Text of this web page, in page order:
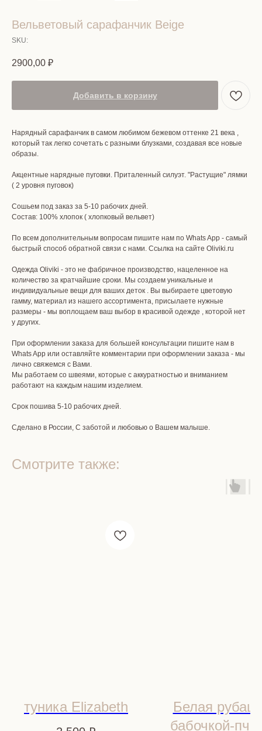
Вельветовый сарафанчик Beige
SKU:
2900,00 ₽
Добавить в корзину
Нарядный сарафанчик в самом любимом бежевом оттенке 21 века ,
который так легко сочетать с разными блузками, создавая все новые
образы.
Акцентные нарядные пуговки. Приталенный силуэт. "Растущие" лямки
( 2 уровня пуговок)
Сошьем под заказ за 5-10 рабочих дней.
Состав: 100% хлопок ( хлопковый вельвет)
По всем дополнительным вопросам пишите нам по Whats App - самый
быстрый способ обратной связи с нами. Ссылка на сайте Oliviki.ru
Одежда Oliviki - это не фабричное производство, нацеленное на
количество за кратчайшие сроки. Мы создаем уникальные и
индивидуальные вещи для ваших деток . Вы выбираете цветовую
гамму, материал из нашего ассортимента, присылаете нужные
размеры - мы воплощаем ваш выбор в красивой одежде , которой нет
у других.
При оформлении заказа для большей консультации пишите нам в
Whats App или оставляйте комментарии при оформлении заказа - мы
лично свяжемся с Вами.
Мы работаем со швеями, которые с аккуратностью и вниманием
работают на каждым нашим изделием.
Срок пошива 5-10 рабочих дней.
Сделано в России, С заботой и любовью о Вашем малыше.
Смотрите также:
туника Elizabeth
Белая
бабочкой-